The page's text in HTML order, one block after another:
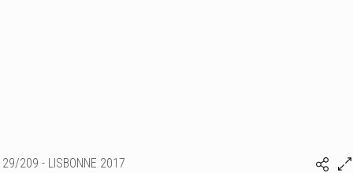
29/209 - LISBONNE 2017